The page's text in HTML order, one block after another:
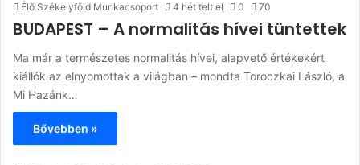
Élő Székelyföld Munkacsoport 4 hét telt el 0 70
BUDAPEST – A normalitás hívei tüntettek
Ma már a természetes normalitás hívei, alapvető értékekért
kiállók az elnyomottak a világban – mondta Toroczkai László, a
Mi Hazánk…
Bővebben »